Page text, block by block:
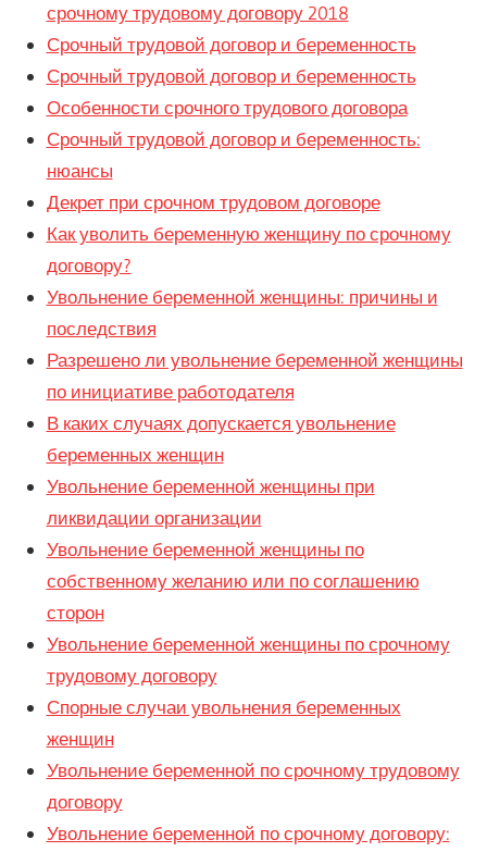
срочному трудовому договору 2018
Срочный трудовой договор и беременность
Срочный трудовой договор и беременность
Особенности срочного трудового договора
Срочный трудовой договор и беременность:
нюансы
Декрет при срочном трудовом договоре
Как уволить беременную женщину по срочному
договору?
Увольнение беременной женщины: причины и
последствия
Разрешено ли увольнение беременной женщины
по инициативе работодателя
В каких случаях допускается увольнение
беременных женщин
Увольнение беременной женщины при
ликвидации организации
Увольнение беременной женщины по
собственному желанию или по соглашению
сторон
Увольнение беременной женщины по срочному
трудовому договору
Спорные случаи увольнения беременных
женщин
Увольнение беременной по срочному трудовому
договору
Увольнение беременной по срочному договору: